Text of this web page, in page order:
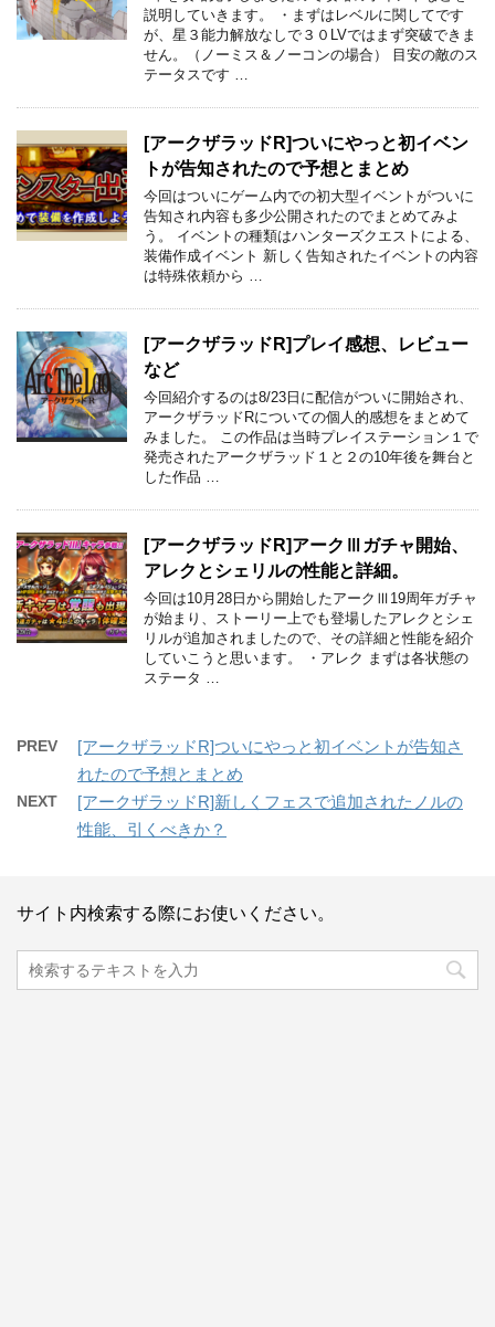
説明していきます。 ・まずはレベルに関してです
が、星３能力解放なしで３０LVではまず突破できま
せん。（ノーミス＆ノーコンの場合） 目安の敵のス
テータスです …
[アークザラッドR]ついにやっと初イベン
トが告知されたので予想とまとめ
今回はついにゲーム内での初大型イベントがついに
告知され内容も多少公開されたのでまとめてみよ
う。 イベントの種類はハンターズクエストによる、
装備作成イベント 新しく告知されたイベントの内容
は特殊依頼から …
[アークザラッドR]プレイ感想、レビュー
など
今回紹介するのは8/23日に配信がついに開始され、
アークザラッドRについての個人的感想をまとめて
みました。 この作品は当時プレイステーション１で
発売されたアークザラッド１と２の10年後を舞台と
した作品 …
[アークザラッドR]アークⅢガチャ開始、
アレクとシェリルの性能と詳細。
今回は10月28日から開始したアークⅢ19周年ガチャ
が始まり、ストーリー上でも登場したアレクとシェ
リルが追加されましたので、その詳細と性能を紹介
していこうと思います。 ・アレク まずは各状態の
ステータ …
PREV
[アークザラッドR]ついにやっと初イベントが告知さ
れたので予想とまとめ
NEXT
[アークザラッドR]新しくフェスで追加されたノルの
性能、引くべきか？
サイト内検索する際にお使いください。